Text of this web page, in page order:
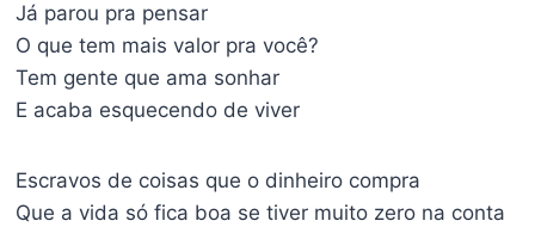
Já parou pra pensar
O que tem mais valor pra você?
Tem gente que ama sonhar
E acaba esquecendo de viver
Escravos de coisas que o dinheiro compra
Que a vida só fica boa se tiver muito zero na conta